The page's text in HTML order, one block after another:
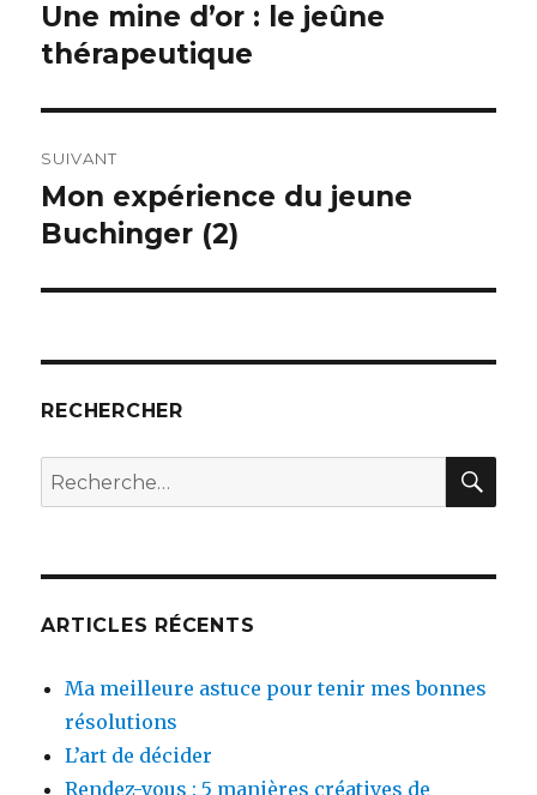
l’article
Publication
précédente :
Une mine d’or : le jeûne
thérapeutique
SUIVANT
Publication
suivante :
Mon expérience du jeune
Buchinger (2)
RECHERCHER
Recherche
pour :
ARTICLES RÉCENTS
Ma meilleure astuce pour tenir mes bonnes
résolutions
L’art de décider
Rendez-vous : 5 manières créatives de